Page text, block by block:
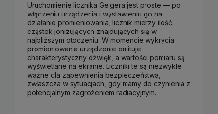
Uruchomienie licznika Geigera jest proste — po
włączeniu urządzenia i wystawieniu go na
działanie promieniowania, licznik mierzy ilość
cząstek jonizujących znajdujących się w
najbliższym otoczeniu. W momencie wykrycia
promieniowania urządzenie emituje
charakterystyczny dźwięk, a wartości pomiaru są
wyświetlane na ekranie. Liczniki te są niezwykle
ważne dla zapewnienia bezpieczeństwa,
zwłaszcza w sytuacjach, gdy mamy do czynienia z
potencjalnym zagrożeniem radiacyjnym.